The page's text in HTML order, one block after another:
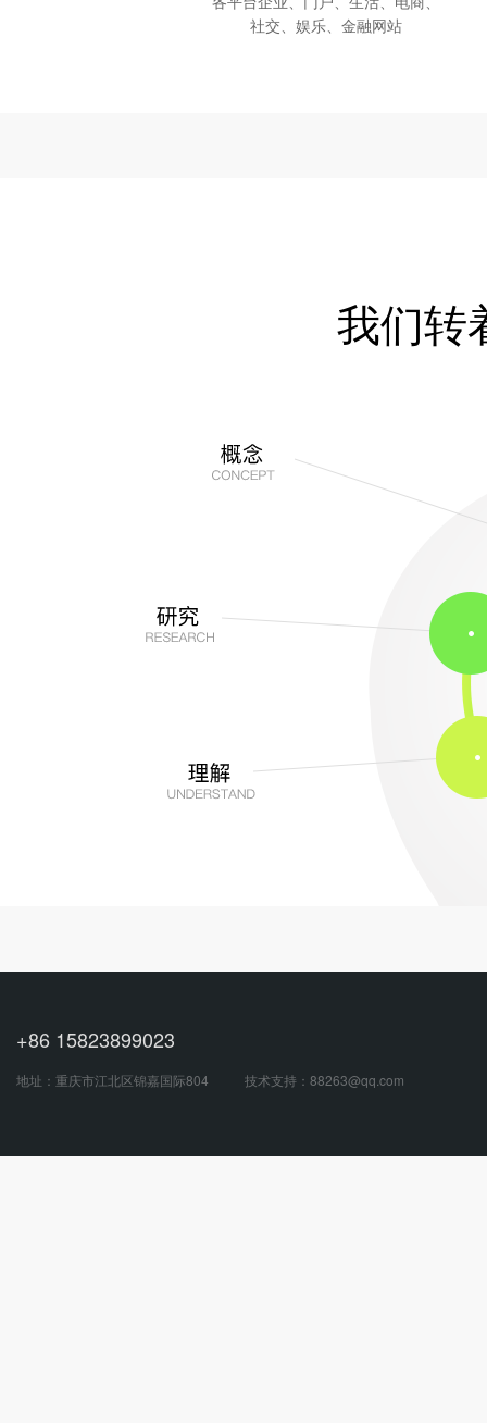
社交、娱乐、金融网站
我们转
+86 15823899023
地址：重庆市江北区锦嘉国际804 技术支持： 88263@qq.com